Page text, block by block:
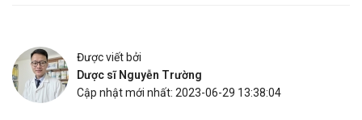
Được viết bởi
Dược sĩ Nguyễn Trường
Cập nhật mới nhất: 2023-06-29 13:38:04